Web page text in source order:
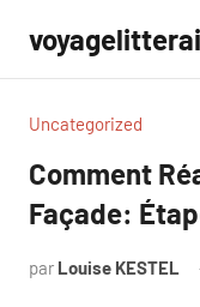
contenu
Uncategorized
Comment
Façade:
par Louise KESTEL